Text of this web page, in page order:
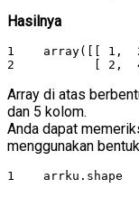
Hasilnya
1    array([[ 1,
2           [ 2,
Array di atas
dan 5 kolom.
Anda dapat
menggunakan bentuk
1    arrku.shape